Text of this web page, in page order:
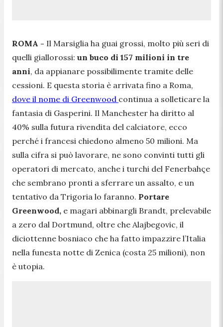
ROMA - Il Marsiglia ha guai grossi, molto più seri di
quelli giallorossi: un buco di 157 milioni in tre
anni, da appianare possibilimente tramite delle
cessioni. E questa storia è arrivata fino a Roma,
dove il nome di Greenwood continua a solleticare la
fantasia di Gasperini. Il Manchester ha diritto al
40% sulla futura rivendita del calciatore, ecco
perché i francesi chiedono almeno 50 milioni. Ma
sulla cifra si può lavorare, ne sono convinti tutti gli
operatori di mercato, anche i turchi del Fenerbahçe
che sembrano pronti a sferrare un assalto, e un
tentativo da Trigoria lo faranno. Portare
Greenwood, e magari abbinargli Brandt, prelevabile
a zero dal Dortmund, oltre che Alajbegovic, il
diciottenne bosniaco che ha fatto impazzire l’Italia
nella funesta notte di Zenica (costa 25 milioni), non
è utopia.